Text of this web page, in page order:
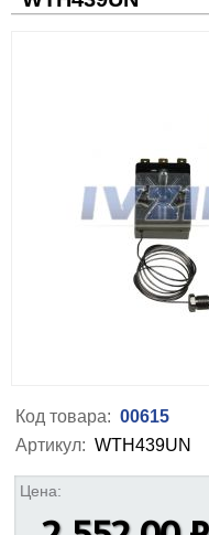
Код товара: 00615
Артикул: WTH439UN
Цена: